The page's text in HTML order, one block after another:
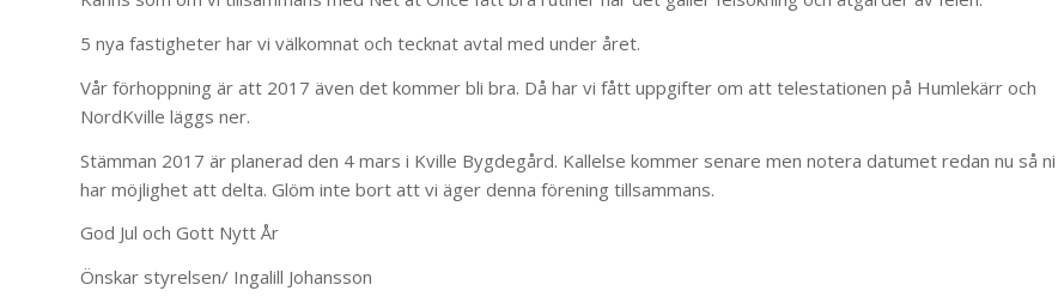
5 nya fastigheter har vi välkomnat och tecknat avtal med under året.
Vår förhoppning är att 2017 även det kommer bli bra. Då har vi fått uppgifter om att telestationen på Humlekärr och
NordKville läggs ner.
Stämman 2017 är planerad den 4 mars i Kville Bygdegård. Kallelse kommer senare men notera datumet redan nu så ni
har möjlighet att delta. Glöm inte bort att vi äger denna förening tillsammans.
God Jul och Gott Nytt År
Önskar styrelsen/ Ingalill Johansson